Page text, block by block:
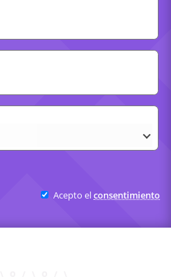
Acepto elconsentimiento